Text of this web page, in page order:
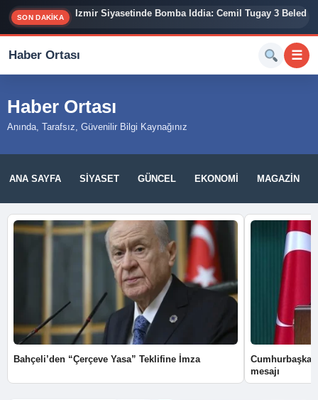
SON DAKİKA İzmir Siyasetinde Bomba İddia: Cemil Tugay 3
Haber Ortası ☰
Haber Ortası
Anında, Tarafsız, Güvenilir Bilgi Kaynağınız
ANA SAYFA SIYASET GÜNCEL EKONOMI MAGAZIN
Bahçeli’den “Çerçeve Yasa” Teklifine İmza
mesajı